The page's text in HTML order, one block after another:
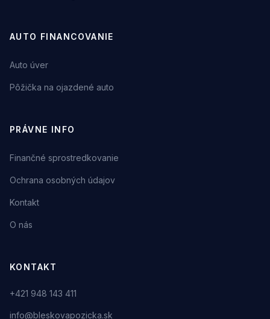
AUTO FINANCOVANIE
Auto úver
Pôžička na ojazdené auto
PRÁVNE INFO
Finančné sprostredkovanie
Ochrana osobných údajov
Kontakt
O nás
KONTAKT
+421 948 143 411
info@bleskovapozicka.sk